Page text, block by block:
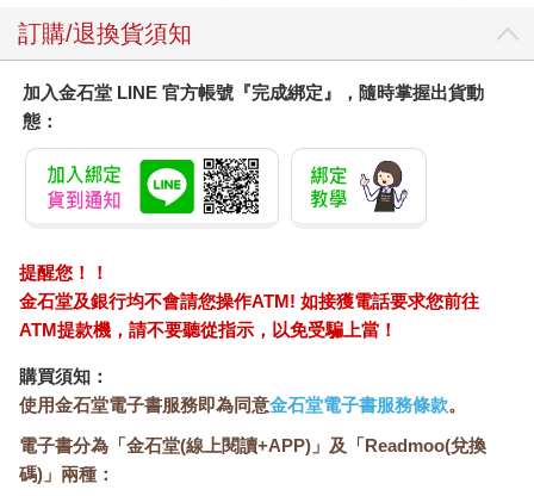
此外，若學生協助登錄成績，可能衍生成績外洩的風險，導致
「被外洩成績的學生」承受人格權上的損害。同時，若學生在登
書」的刑事責任。因此，教師應自行負責成績登錄，避免因疏忽
違反個資保護規範，並確保學生的隱私權與學習權益不受侵害。
‧ 實例4 教師能否公布學生成績與排名呢？
成績的本質在於檢視學生的學習成果，並作為教師調整教學策略
要個人隱私，無論是公開宣布、公告，或是進行班級排名，若未
經學生同意，皆已違反保密義務，使教師須負起相應的行政責
任。因此，此類做法既不妥當，也不符合法規。
此外，教育部於113年4月24日公布的國民小學及國民中學學生學
習評量辦法第11條第3項亦明確規定，學校可以公告學生成績的分
布情形，但不得公開個別學生在班級或學校的排名，以具體保障
學生的個人成績隱私。雖然《高級中等學校學生學習評量辦法》
未明確訂定類似規範，但基於相同的法理與學生隱私權保障原
則，高中學生的成績亦不應被任意公開，以確保學生的權益不受
訂購/退換貨須知
加入金石堂 LINE 官方帳號『完成綁定』，隨時掌握出貨動
態：
提醒您！！
金石堂及銀行均不會請您操作ATM! 如接獲電話要求您前往
ATM提款機，請不要聽從指示，以免受騙上當！
購買須知：
使用金石堂電子書服務即為同意金石堂電子書服務條款。
電子書分為「金石堂(線上閱讀+APP)」及「Readmoo(兌換
碼)」兩種：